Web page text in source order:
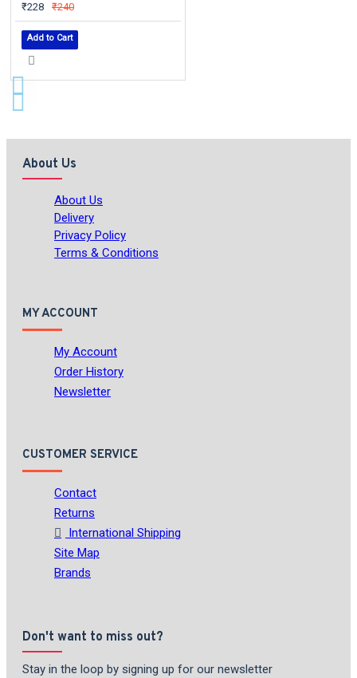
₹228 ₹240
Add to Cart
About Us
About Us
Delivery
Privacy Policy
Terms & Conditions
MY ACCOUNT
My Account
Order History
Newsletter
CUSTOMER SERVICE
Contact
Returns
International Shipping
Site Map
Brands
Don't want to miss out?
Stay in the loop by signing up for our newsletter